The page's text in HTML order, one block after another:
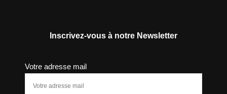
Inscrivez-vous à notre Newsletter
Votre adresse mail